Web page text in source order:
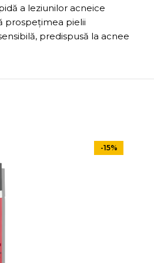
a leziunilor acneice
prospețimea pielii
predispusă la acnee
-15%